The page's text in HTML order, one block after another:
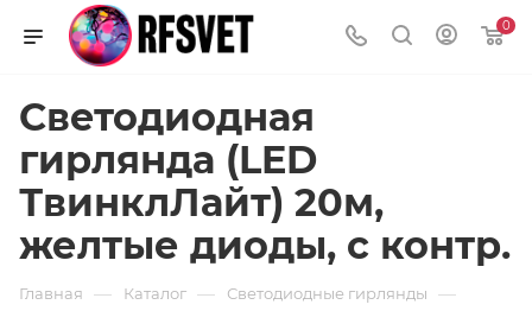
0
Светодиодная
гирлянда (LED
ТвинклЛайт) 20м,
желтые диоды, c контр.
Главная — Каталог — Светодиодные гирлянды —